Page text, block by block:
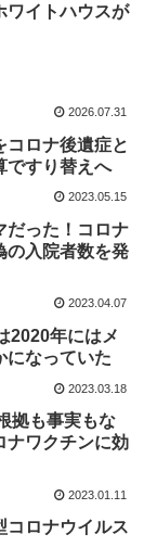
ワイトハウスが
2026.07.31
コロナ後遺症と
ですり替えへ
2023.05.15
だった！コロナ
の入院者数を発
2023.04.07
2020年にはメ
になっていた
2023.03.18
拠も事実もな
ナワクチンに効
2023.01.11
コロナウイルス